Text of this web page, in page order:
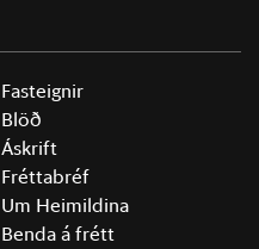
Fasteignir
Blöð
Áskrift
Fréttabréf
Um Heimildina
Benda á frétt